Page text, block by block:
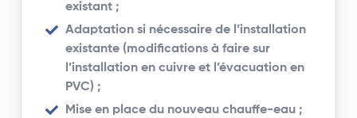
existant ;
Adaptation si nécessaire de l’installation
existante (modifications à faire sur
l’installation en cuivre et l’évacuation en
PVC) ;
Mise en place du nouveau chauffe-eau ;